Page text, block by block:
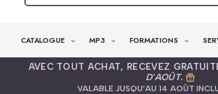
CATALOGUE MP3 FORMATIONS
AVEC TOUT ACHAT, RECEVEZ
D'AOÛT.
VALABLE JUSQU’AU 14 AOÛT